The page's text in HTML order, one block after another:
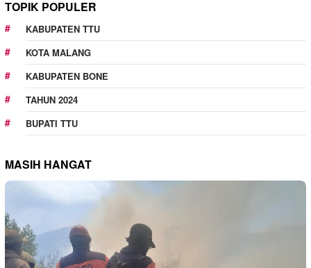
TOPIK POPULER
KABUPATEN TTU
KOTA MALANG
KABUPATEN BONE
TAHUN 2024
BUPATI TTU
MASIH HANGAT